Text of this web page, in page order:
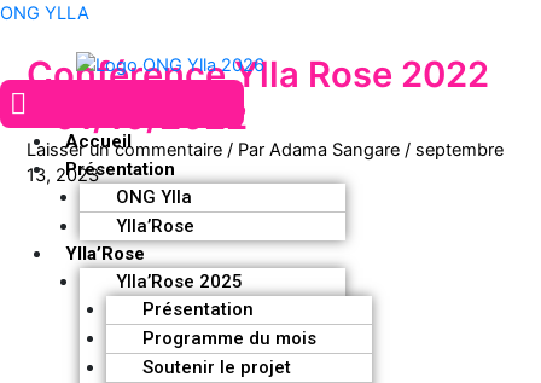
Aller
contenu
ONG YLLA
Menu
Accueil
Présentation
ONG Ylla
Ylla’Rose
Ylla’Rose
Ylla’Rose 2025
Présentation
Programme du mois
Soutenir le projet
Conférence Ylla Rose 2022
– 01/10/2022
Laisser un commentaire / ParAdama Sangare / septembre
13, 2023